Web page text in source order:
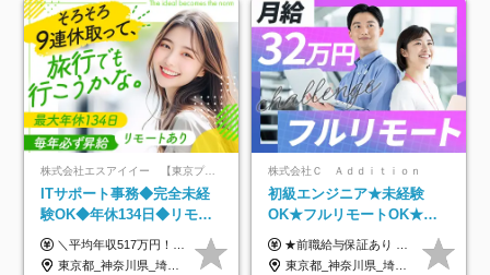
株式会社エスアイイー 【東京プロマーケット上場】
ITサポート事務◆完全未経
験OK◆年休134日◆リモー
トOK◆残業月7h以下◆賞与
年3回◆5年目まで必ず昇給
＼平均年収517万円！入社5年目まで毎年必ず昇給／ ■賞与年3回 ■年収800万円以上も可 ■入社3年以上の平均年収469.2万円 月給23万2000円以上＋賞与年3回＋各種手当 ☆入社5年目まで最大1万5000円の定期昇給を確約 ┃各種手当充実 ・規定の資格を取得すれば、2000円～5万円を毎月支給（2万4000円～60万円／年） ・研修中に取得した取得率95％の資格でも研修後の給料UP ※月給は年齢・経験・能力を考慮して、優遇いたします ※上記月給金額は固定残業代（20時間/3万1300円円以上）を含み、超過分は別途支給いたします ※試用期間（6ヶ月）は月給に変動はありますが、その他待遇に差異はありません ├入社後1ヶ月～3ヶ月間は、月給20万1900円となります └上記金額は固定残業代（10時間／1万6000円）を含み、超過分は別途支給いたします
東京都_神奈川県_埼玉県_千葉県_大阪府_愛知県_北海道_青森県_岩手県_宮城県_秋田県_山形県_福島県_茨城県_栃木県_群馬県_新潟県_山梨県_長野県_富山県_石川県_福井県_静岡県_岐阜県_三重県_兵庫県_京都府_滋賀県_奈良県_和歌山県_広島県_岡山県_鳥取県_島根県_山口県_徳島県_香川県_愛媛県_高知県_福岡県_熊本県_佐賀県_長崎県_大分県_宮崎県_鹿児島県_沖縄県
株式会社Ｃ Ａｄｄｉｔｉｏｎ
初級エンジニア★未経験
OK★フルリモートOK★月
給32万円～★残業月10h＆
年休120日以上★副業可
★前職給与保証あり ★月給32万円以上＋インセンティブあり 月給32万円以上＋インセンティブ＋各種手当 ※上記には固定残業代（月30時間・44,400円～）を含みます ※超過分は別途支給します ※試用期間はございません ★＼成果＝あなたの収入／★ 【1】案件単価ー8万円＝あなたの給与 参画したプロジェクトの案件単価から 一律8万円引いた金額があなたの給与です！ （月給例） ■1人称での構築・小規模な詳細設計 案件単価55万円ー8万円＝月給47万円（還元率85.5%） ■大型案件の設計・構築やプロジェクト管理 案件単価90万円ー8万円＝月給82万円（還元率91.1%） ‥‥‥‥‥‥‥‥‥‥‥‥‥‥‥‥‥‥ 【2】月給の他にも豊富なインセンティブあり 全員が月3～13万円のインセンティブをゲットしています！ ≪インセンティブ制度≫ 稼働している現場で増員・交代が発生し、 当社の人員を配属が決定した際に支給。 ◇C Addition正社員が参画 ：実粗利の10%／毎月 ◇協力会社所属の社員が参画：実粗利の30%／毎月 ≪リファラル制度≫ あなたの知り合いが当社のメンバーになった際に、 毎月1人あたり2万円支給します◎ ‥‥‥‥‥‥‥‥‥‥‥‥‥‥‥‥‥‥
東京都_神奈川県_埼玉県_千葉県_大阪府_愛知県_北海道_青森県_岩手県_宮城県_秋田県_山形県_福島県_茨城県_栃木県_群馬県_新潟県_山梨県_長野県_富山県_石川県_福井県_静岡県_岐阜県_三重県_兵庫県_京都府_滋賀県_奈良県_和歌山県_広島県_岡山県_鳥取県_島根県_山口県_徳島県_香川県_愛媛県_高知県_福岡県_熊本県_佐賀県_長崎県_大分県_宮崎県_鹿児島県_沖縄県